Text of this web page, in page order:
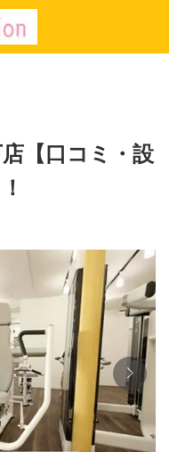
【口コミ・設